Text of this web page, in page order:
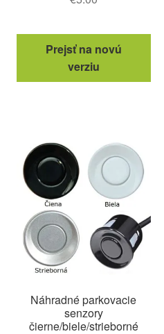
Prejsť na novú
verziu
Náhradné parkovacie
senzory
čierne/biele/strieborné